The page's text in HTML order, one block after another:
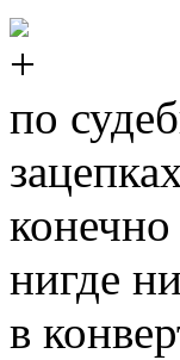
по
нигде
в